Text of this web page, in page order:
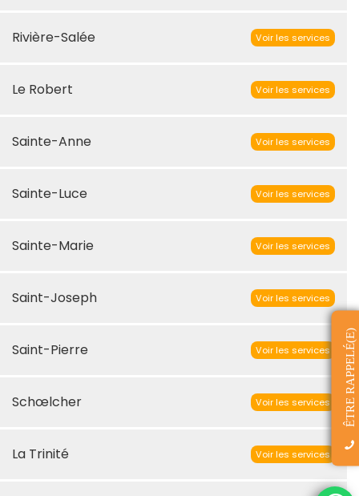
Rivière-Salée Voir les services
Le Robert Voir les services
Sainte-Anne Voir les services
Sainte-Luce Voir les services
Sainte-Marie Voir les services
Saint-Joseph Voir les services
Saint-Pierre Voir les services
Schœlcher Voir les services
La Trinité Voir les services
ÊTRE RAPPELÉ(E)